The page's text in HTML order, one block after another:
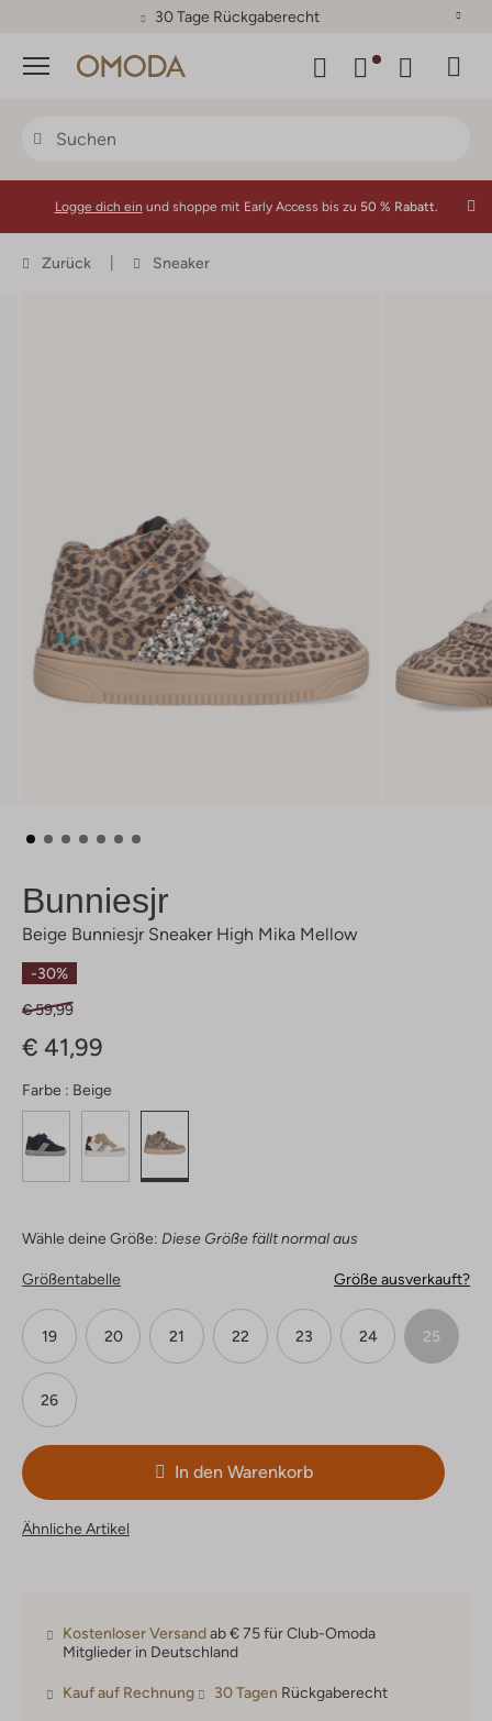
30 Tage Rückgaberecht
Menü
Logge dich ein und shoppe mit Early Access bis zu 50 % Rabatt.
Zurück Sneaker
Bunniesjr
Beige Bunniesjr Sneaker High Mika Mellow
-30%
€ 59,99
€ 41,99
Farbe : Beige
Wähle deine Größe: Diese Größe fällt normal aus
Größentabelle Größe ausverkauft?
19 20 21 22 23 24 25
26
In den Warenkorb
Ähnliche Artikel
Kostenloser Versandab € 75 für Club-Omoda
Mitglieder in Deutschland
Kauf auf Rechnung 30 Tagen Rückgaberecht